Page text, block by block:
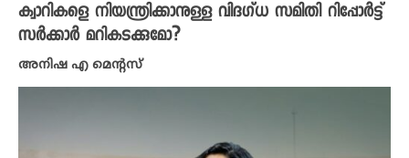
ക്വാറികളെ നിയന്ത്രിക്കാനുള്ള വിദ​ഗ്ധ സമിതി റിപ്പോർട്ട്
സർക്കാർ മറികടക്കുമോ?
അനിഷ എ മെന്റസ്